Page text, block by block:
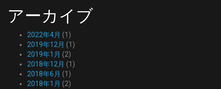
アーカイブ
2022年4月 (1)
2019年12月 (1)
2019年1月 (2)
2018年12月 (1)
2018年6月 (1)
2018年1月 (2)